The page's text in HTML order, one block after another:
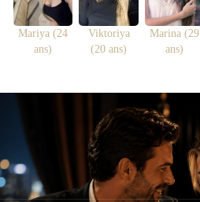
Mariya (24
ans)
Viktoriya
(20 ans)
Marina (29
ans)